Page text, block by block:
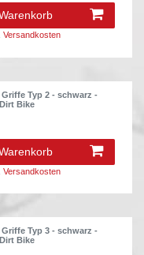
Versandkosten
Typ 2 - schwarz -
Bike
Versandkosten
Typ 3 - schwarz -
Bike